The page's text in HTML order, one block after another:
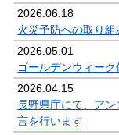
2026.06.18
火災予防への取り組
2026.05.01
ゴールデンウィー
2026.04.15
長野県庁にて、ア
言を行います